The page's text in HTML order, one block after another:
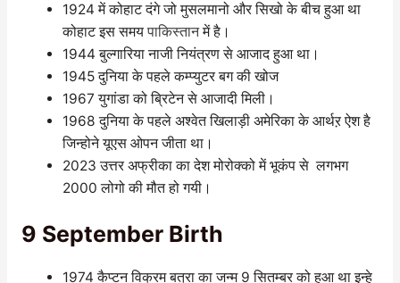
1924 में कोहाट दंगे जो मुसलमानो और सिखो के बीच हुआ था
कोहाट इस समयपाकिस्तानमें है।
1944 बुल्गारिया नाजी नियंत्रण से आजाद हुआ था।
1945 दुनिया के पहले कम्प्युटर बग की खोज
1967 युगांडा को ब्रिटेन से आजादी मिली।
1968 दुनिया के पहले अश्वेत खिलाड़ी अमेरिका के आर्थऱ ऐश है
जिन्होने यूएस ओपन जीता था।
2023 उत्तर अफ्रीका का देश मोरोक्को में भूकंप से लगभग
2000 लोगो की मौत हो गयी।
9 September Birth
1974 कैप्टन विक्रम बत्रा का जन्म 9 सितम्बर को हुआ था इन्हे